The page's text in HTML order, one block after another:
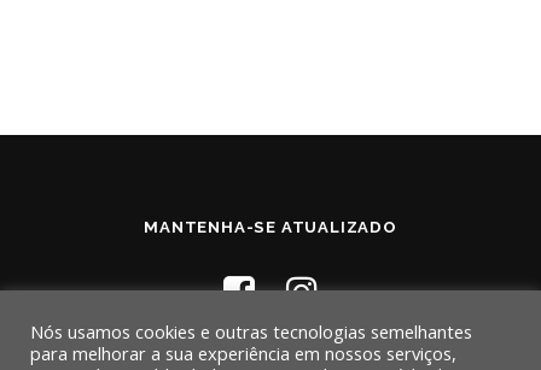
MANTENHA-SE ATUALIZADO
Nós usamos cookies e outras tecnologias semelhantes
para melhorar a sua experiência em nossos serviços,